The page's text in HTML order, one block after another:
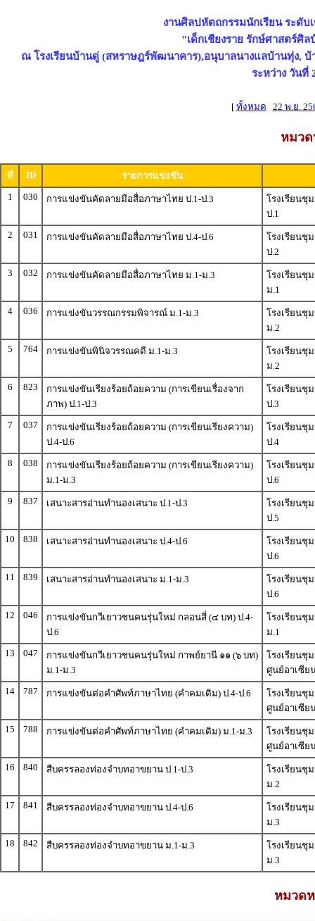
งานศิลปหัตถกรรมนักเรียน ระดับ
"เด็กเชียงราย รักษ์ศาสตร์
ณ โรงเรียนบ้านดู่ (สหราษฎร์พัฒนาคาร),อนุบาลนางแลบ้านทุ่ง,
ระหว่าง วันที่
[ ทั้งหมด 22 พ.ย.
หมว
ที่ ID
รายการแข่งขัน
1
030 การแข่งขันคัดลายมือสื่อภาษาไทย ป.1-ป.3
โรงเรียนชุ
ป.1
2
031 การแข่งขันคัดลายมือสื่อภาษาไทย ป.4-ป.6
โรงเรียนชุ
ป.2
3
032 การแข่งขันคัดลายมือสื่อภาษาไทย ม.1-ม.3
โรงเรียนชุ
ม.1
4
036 การแข่งขันวรรณกรรมพิจารณ์ ม.1-ม.3
โรงเรียนชุ
ม.2
5
764 การแข่งขันพินิจวรรณคดี ม.1-ม.3
โรงเรียนชุ
ม.2
6
823
การแข่งขันเรียงร้อยถ้อยความ (การเขียนเรื่องจาก
ภาพ) ป.1-ป.3
โรงเรียนชุ
ป.3
7
037
การแข่งขันเรียงร้อยถ้อยความ (การเขียนเรียงความ)
ป.4-ป.6
โรงเรียนชุ
ป.4
8
038
การแข่งขันเรียงร้อยถ้อยความ (การเขียนเรียงความ)
ม.1-ม.3
โรงเรียนชุ
ป.6
9
837 เสนาะสารอ่านทำนองเสนาะ ป.1-ป.3
โรงเรียนชุ
ป.5
10
838 เสนาะสารอ่านทำนองเสนาะ ป.4-ป.6
โรงเรียนชุ
ป.6
11
839 เสนาะสารอ่านทำนองเสนาะ ม.1-ม.3
โรงเรียนชุ
ป.6
12
046
การแข่งขันกวีเยาวชนคนรุ่นใหม่ กลอนสี่ (๔ บท) ป.4-
ป.6
โรงเรียนชุ
ม.1
13
047
การแข่งขันกวีเยาวชนคนรุ่นใหม่ กาพย์ยานี ๑๑ (๖ บท)
ม.1-ม.3
โรงเรียนชุ
ศูนย์อาเซีย
14
787 การแข่งขันต่อคำศัพท์ภาษาไทย (คำคมเดิม) ป.4-ป.6
โรงเรียนชุ
ศูนย์อาเซีย
15
788 การแข่งขันต่อคำศัพท์ภาษาไทย (คำคมเดิม) ม.1-ม.3
โรงเรียนชุ
ศูนย์อาเซีย
16
840 สืบครรลองท่องจำบทอาขยาน ป.1-ป.3
โรงเรียนชุ
ม.2
17
841 สืบครรลองท่องจำบทอาขยาน ป.4-ป.6
โรงเรียนชุ
ม.3
18
842 สืบครรลองท่องจำบทอาขยาน ม.1-ม.3
โรงเรียนชุ
ม.3
หมวด